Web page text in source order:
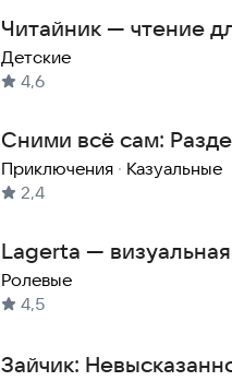
Читайник — чтение
Детские
4,6
Сними всё сам:
Эротика
Приключения · Казуальные
2,4
Lagerta —
Ролевые
4,5
Зайчик: